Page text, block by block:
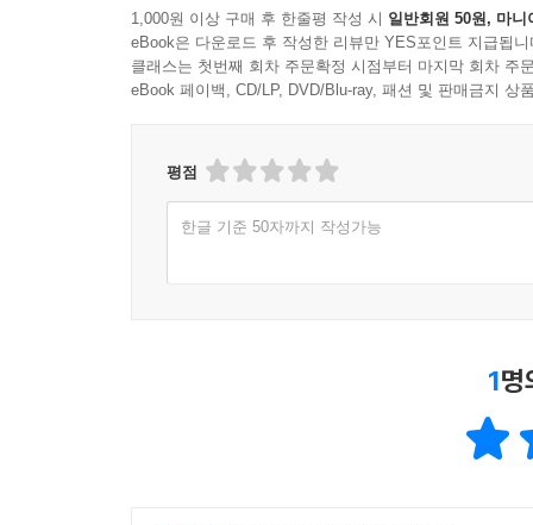
___변수의 해석성
___관계없는 변수는 제외한다
___특징량 엔지니어링
___주목하는 변수의 영향을 제어하면서 데이터를
___피셔의 삼원칙
___피셔의 삼원칙은 데이터의 치우침을 알아내는
1,000원 이상 구매 후 한줄평 작성 시 일반회원 50원, 마니
eBook은 다운로드 후 작성한 리뷰만 YES포인트 지급됩니
클래스는 첫번째 회차 주문확정 시점부터 마지막 회차 주
eBook 페이백, CD/LP, DVD/Blu-ray, 패션 및 판매금지 상
평점
한글 기준 50자까지 작성가능
1명